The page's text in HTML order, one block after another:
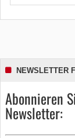
NEWSLETTER
Abonnieren
Newsletter: